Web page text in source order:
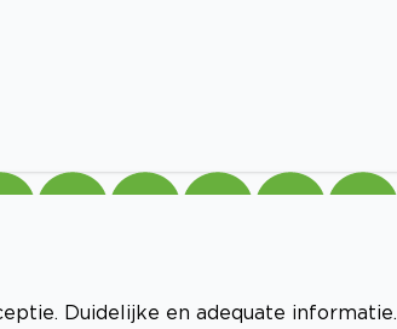
Duidelijke en adequate informatie.